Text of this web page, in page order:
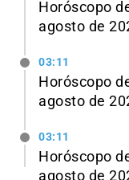
Horóscopo
agosto de
03:11
Horóscopo
agosto de
03:11
Horóscopo
agosto de